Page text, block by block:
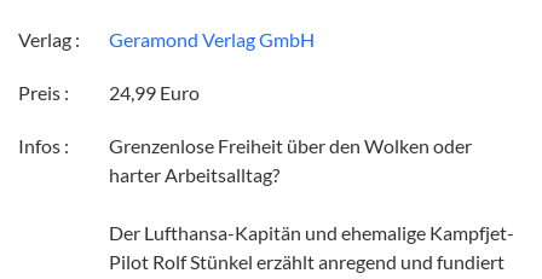
Verlag : Geramond Verlag GmbH
Preis : 24,99 Euro
Infos :
Grenzenlose Freiheit über den Wolken oder
harter Arbeitsalltag?
Der Lufthansa-Kapitän und ehemalige Kampfjet-
Pilot Rolf Stünkel erzählt anregend und fundiert